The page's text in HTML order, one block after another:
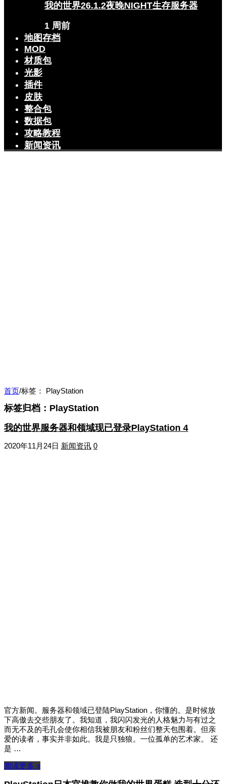
我的世界26.1.2夜晚NIGHT生存服务器
1 周前
地图存档
MOD
材质包
光影
插件
皮肤
整合包
数据包
攻略教程
新闻资讯
首页/标签： PlayStation
标签归档： PlayStation
我的世界服务器和领域现已登录PlayStation 4
2020年11月24日 新闻资讯 0
官方新闻。服务器和领域已登陆PlayStation，你懂的。是时候放
下高傲去交些朋友了。我知道，我闪闪发光的人格魅力与有过之
而无不及的毛孔会使你相信我被朋友和粉丝们整天包围着。但亲
爱的读者，事实并非如此。我是只独狼。一位孤单的艺术家。 还
是 …
阅读更多 »